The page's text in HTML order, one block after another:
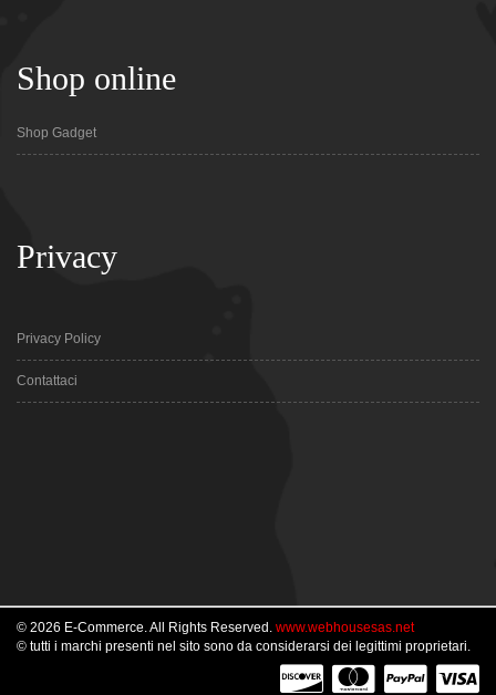
Shop online
Shop Gadget
Privacy
Privacy Policy
Contattaci
© 2026 E-Commerce. All Rights Reserved. www.webhousesas.net
© tutti i marchi presenti nel sito sono da considerarsi dei legittimi proprietari.